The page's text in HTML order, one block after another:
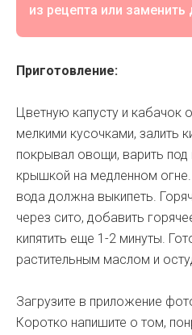
из рецепта или заменить
Приготовление:
Цветную капусту и кабачок
мелкими кусочками, залить
покрывал овощи, варить под
крышкой на медленном
вода должна выкипеть.
через сито, добавить
кипятить еще 1-2 минуты.
растительным маслом и
Загрузите в приложение
Коротко напишите о том,